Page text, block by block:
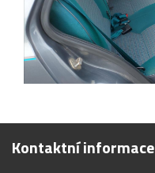
Kontaktní informace